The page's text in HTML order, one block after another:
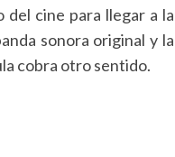
cine para llegar a la
sonora original y la
cobra otro sentido.